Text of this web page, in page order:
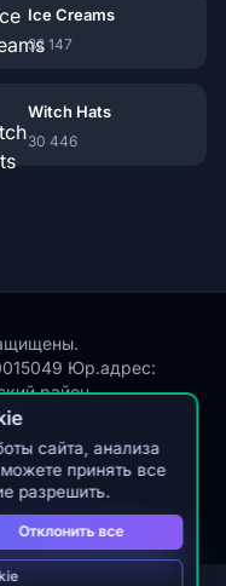
Ice Creams
32 147
Witch Hats
30 446
Юр.адрес:
район,
здание 21,
данных
данных
сайта, анализа
принять все
разрешить.
Отклонить все